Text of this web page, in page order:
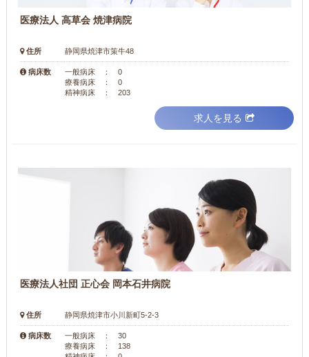
医療法人 高草会 焼津病院
住所 静岡県焼津市策牛48
病床数
一般病床 ： 0
療養病床 ： 0
精神病床 ： 203
求人を見る
医療法人社団 正心会 岡本石井病院
住所 静岡県焼津市小川新町5-2-3
病床数
一般病床 ： 30
療養病床 ： 138